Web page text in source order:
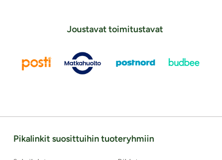
Joustavat toimitustavat
Pikalinkit suosittuihin tuoteryhmiin